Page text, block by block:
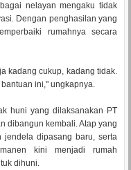
nelayan mengaku tidak
Dengan penghasilan yang
rumahnya secara
kadang cukup, kadang tidak.
ini," ungkapnya.
huni yang dilaksanakan PT
dibangun kembali. Atap yang
jendela dipasang baru, serta
kini menjadi rumah
dihuni.